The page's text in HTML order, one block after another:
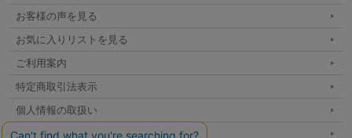
お客様の声を見る
お気に入りリストを見る
ご利用案内
特定商取引法表示
個人情報の取扱い
サイトマップ